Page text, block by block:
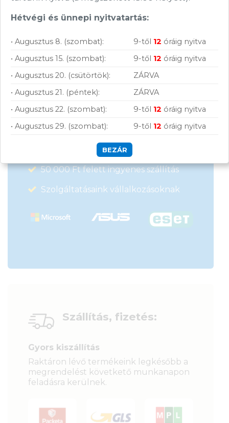
Vásárolj nálunk!
Nagy raktárkészlet
Garanciavállalás
Hűségprogram
50 000 Ft felett ingyenes szállítás
Szolgáltatásaink vállalkozásoknak
Szállítás, fizetés:
Gyors kiszállítás
Raktáron lévő termékeink legkésőbb a
megrendelést követkető munkanapon
feladásra kerülnek.
Hétvégi és ünnepi nyitvatartás:
• Augusztus 8. (szombat): 9-től 12 óráig nyitva
• Augusztus 15. (szombat):
9-től 12 óráig nyitva
• Augusztus 20. (csütörtök):
ZÁRVA
• Augusztus 21. (péntek):
ZÁRVA
• Augusztus 22. (szombat):
9-től 12 óráig nyitva
• Augusztus 29. (szombat):
9-től 12 óráig nyitva
BEZÁR